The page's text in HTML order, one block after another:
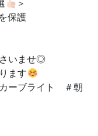
＞
保護
いませ◎
ます
ーブライト ＃朝